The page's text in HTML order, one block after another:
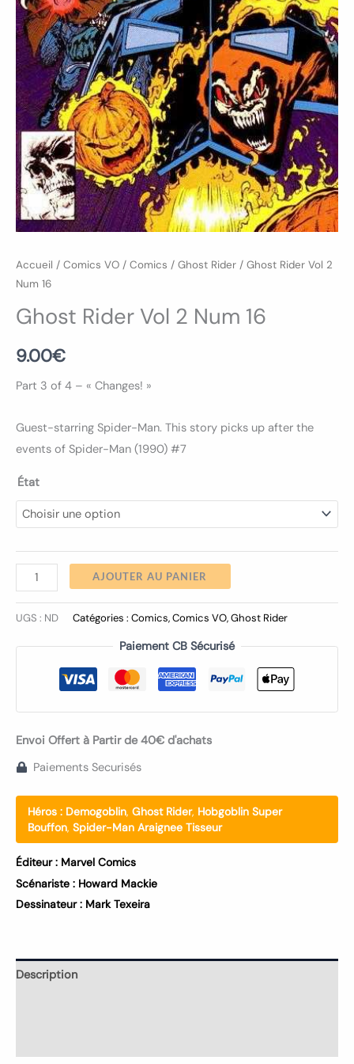
Accueil / Comics VO / Comics / Ghost Rider / Ghost Rider Vol 2
Num 16
Ghost Rider Vol 2 Num 16
9.00€
Part 3 of 4 – « Changes! »
Guest-starring Spider-Man. This story picks up after the
events of Spider-Man (1990) #7
État
AJOUTER AU PANIER
UGS : ND Catégories : Comics,Comics VO,Ghost Rider
Paiement CB Sécurisé
Envoi Offert à Partir de 40€ d'achats
Paiements Securisés
Héros : Demogoblin, Ghost Rider, Hobgoblin Super
Bouffon, Spider-Man Araignee Tisseur
Éditeur : Marvel Comics
Scénariste : Howard Mackie
Dessinateur : Mark Texeira
Description